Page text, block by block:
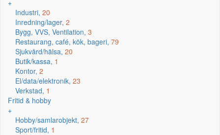
+
Industri, 20
Inredning/lager, 2
Bygg, VVS, Ventilation, 3
Restaurang, café, kök, bageri, 79
Sjukvård/hälsa, 20
Butik/kassa, 1
Kontor, 2
El/data/elektronik, 23
Verkstad, 1
Fritid & hobby
+
Hobby/samlarobjekt, 27
Sport/fritid, 1